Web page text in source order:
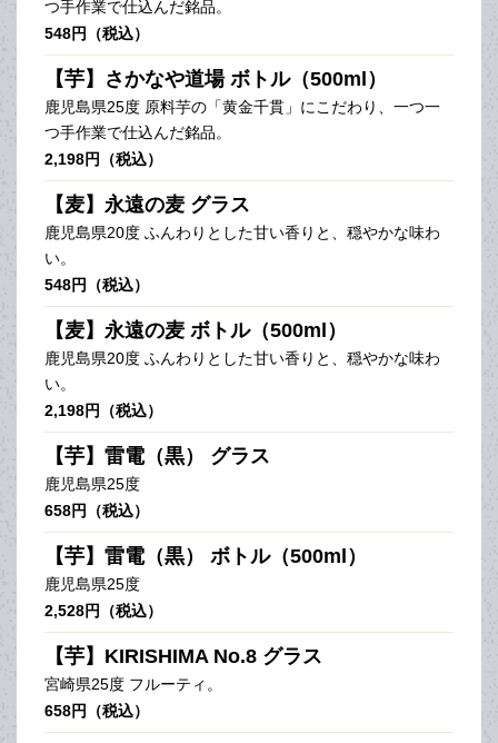
つ手作業で仕込んだ銘品。
548円（税込）
【芋】さかなや道場 ボトル（500ml）
鹿児島県25度 原料芋の「黄金千貫」にこだわり、一つ一
つ手作業で仕込んだ銘品。
2,198円（税込）
【麦】永遠の麦 グラス
鹿児島県20度 ふんわりとした甘い香りと、穏やかな味わ
い。
548円（税込）
【麦】永遠の麦 ボトル（500ml）
鹿児島県20度 ふんわりとした甘い香りと、穏やかな味わ
い。
2,198円（税込）
【芋】雷電（黒） グラス
鹿児島県25度
658円（税込）
【芋】雷電（黒） ボトル（500ml）
鹿児島県25度
2,528円（税込）
【芋】KIRISHIMA No.8 グラス
宮崎県25度 フルーティ。
658円（税込）